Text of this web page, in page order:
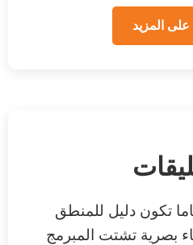
على المزيد
تكون دليل للمنطق
بصرية تشتت المبرمج